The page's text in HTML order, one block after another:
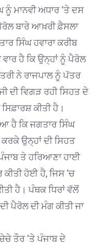
ਨੂੰ ਮਾਨਵੀ ਅਧਾਰ ‘ਤੇ ਦਸ
ਬਾਰੇ ਆਖ਼ਰੀ ਫ਼ੈਸਲਾ
ਸਿੰਘ ਹਵਾਰਾ ਕਰੀਬ
ਹੈ ਕਿ ਉਨ੍ਹਾਂ ਨੂੰ ਪੈਰੋਲ
ਨੇ ਰਾਜਪਾਲ ਨੂੰ ਪੱਤਰ
ਦੀ ਵਿਗੜ ਰਹੀ ਸਿਹਤ ਦੇ
ਕੀਤੀ ਹੈ।
ਹੈ ਕਿ ਜਗਤਾਰ ਸਿੰਘ
ਕਰਕੇ ਉਨ੍ਹਾਂ ਦੀ ਸਿਹਤ
ਤੇ ਹਰਿਆਣਾ ਹਾਈ
ਹੋਈ ਹੈ, ਜਿਸ ‘ਚ
ਹੈ। ਪੰਥਕ ਧਿਰਾਂ ਵੱਲੋਂ
ਪੈਰੋਲ ਦੀ ਮੰਗ ਕੀਤੀ ਜਾ
ਤੌਰ ‘ਤੇ ਪੰਜਾਬ ਦੇ